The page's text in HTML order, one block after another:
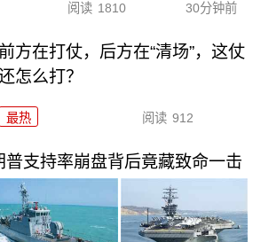
阅读 1810 30分钟前
前方在打仗，后方在“清场”，这仗
怎么打？
最热 阅读 912
支持率崩盘背后竟藏致命一击